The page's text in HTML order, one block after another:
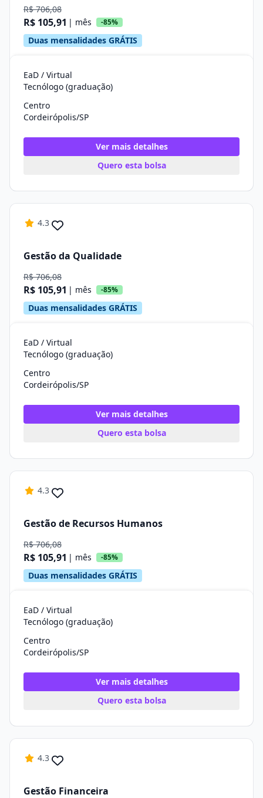
R$ 706,08
R$ 105,91 | mês -85%
Duas mensalidades GRÁTIS
EaD / Virtual
Tecnólogo (graduação)
Centro
Cordeirópolis/SP
Ver mais detalhes
Quero esta bolsa
4.3
Gestão da Qualidade
R$ 706,08
R$ 105,91 | mês -85%
Duas mensalidades GRÁTIS
EaD / Virtual
Tecnólogo (graduação)
Centro
Cordeirópolis/SP
Ver mais detalhes
Quero esta bolsa
4.3
Gestão de Recursos Humanos
R$ 706,08
R$ 105,91 | mês -85%
Duas mensalidades GRÁTIS
EaD / Virtual
Tecnólogo (graduação)
Centro
Cordeirópolis/SP
Ver mais detalhes
Quero esta bolsa
4.3
Gestão Financeira